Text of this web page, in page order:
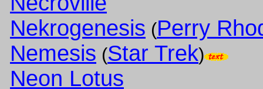
Nekrogenesis (Perry
Nemesis (Star Trek)
Neon Lotus